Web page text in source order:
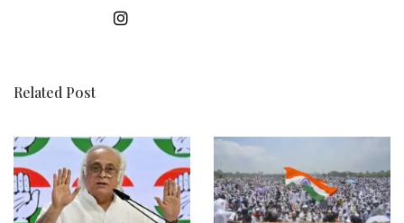
Related Post